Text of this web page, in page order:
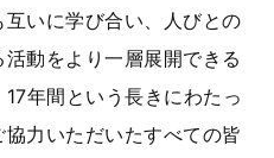
いに学び合い、人びとの
動をより一層展開できる
年間という長きにわたっ
力いただいたすべての皆